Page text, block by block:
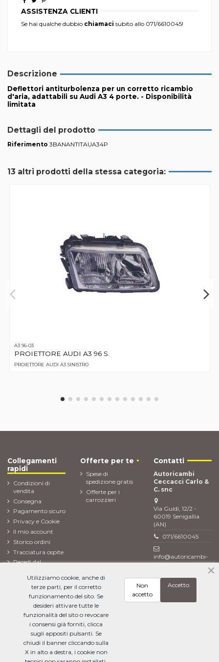
ASSISTENZA CLIENTI
Se hai qualche dubbio chiamaci subito allo 071/6610045!
Descrizione
Deflettori antiturbolenza per un corretto ricambio
d'aria, adattabili su Audi A3 4 porte. - Disponibilità
limitata
Dettagli del prodotto
Riferimento 3BANANTITAUA34P
13 altri prodotti della stessa categoria:
A3 96-03
PROIETTORE AUDI A3 96 S.
PROIETTORE AUDI A3 SINISTRO
Collegamenti
rapidi
Condizioni di
vendita
Consegna
Pagamento sicuro
Privacy e Cookie
Il mio account
Storico ordini
Tracciatura ospite
Recedi dal
ordine)
Offerte per te
Spese di
spedizione gratis
Offerte per i
carrozzieri
Contatti
Autoricambi
Ceccacci Carlo &
C. snc
Via Guidi, 12/2 -
60019 Senigallia
(AN)
071/6610045
info@autoricambi-
ceccacci.it
Newsletter
Ho letto l'informativa sulla privacye accetto il trattamento dei miei dati
Utilizziamo cookie, anche di
terze parti, per il corretto
funzionamento del sito. Se
desideri attivare tutte le
funzionalità del sito o revocare
i consensi già forniti, clicca
sugli appositi pulsanti. Se
chiudi il banner cliccando sulla
X in alto a destra, i cookie non
Accetto
Non
accetto